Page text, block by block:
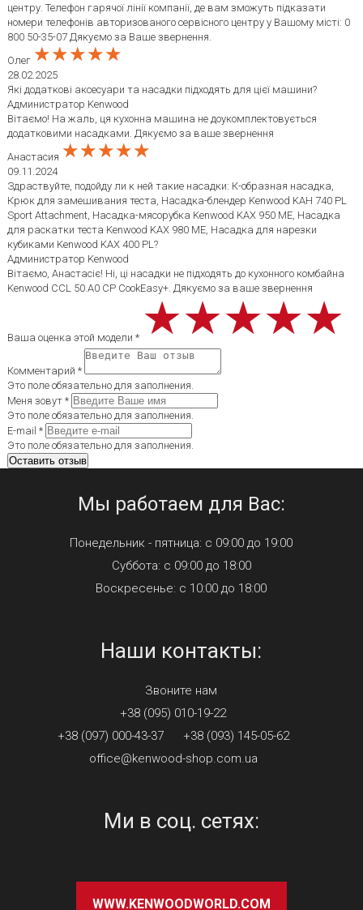
центру. Телефон гарячої лінії компанії, де вам зможуть підказати
номери телефонів авторизованого сервісного центру у Вашому місті: 0
800 50-35-07 Дякуємо за Ваше звернення.
Олег ★★★★★
★★★★★
★★★★★
28.02.2025
Які додаткові аксесуари та насадки підходять для цієї машини?
Администратор Kenwood
Вітаємо! На жаль, ця кухонна машина не доукомплектовується
додатковими насадками. Дякуємо за ваше звернення
Анастасия ★★★★★
★★★★★
★★★★★
09.11.2024
Здраствуйте, подойду ли к ней такие насадки: К-образная насадка,
Крюк для замешивания теста, Насадка-блендер Kenwood KAH 740 PL
Sport Attachment, Насадка-мясорубка Kenwood KAX 950 ME, Насадка
для раскатки теста Kenwood KAX 980 ME, Насадка для нарезки
кубиками Kenwood KAX 400 PL?
Администратор Kenwood
Вітаємо, Анастасіє! Ні, ці насадки не підходять до кухонного комбайна
Kenwood CCL 50.A0 CP CookEasy+. Дякуємо за ваше звернення
Ваша оценка этой модели * ★★★★★
★★★★★
★★★★★
Комментарий *
Это поле обязательно для заполнения.
Меня зовут *
Это поле обязательно для заполнения.
E-mail *
Это поле обязательно для заполнения.
Мы работаем для Вас:
Понедельник - пятница: с 09:00 до 19:00
Суббота: с 09:00 до 18:00
Воскресенье: с 10:00 до 18:00
Наши контакты:
Звоните нам
+38 (095) 010-19-22
+38 (097) 000-43-37
+38 (093) 145-05-62
office@kenwood-shop.com.ua
Ми в соц. сетях:
WWW.KENWOODWORLD.COM